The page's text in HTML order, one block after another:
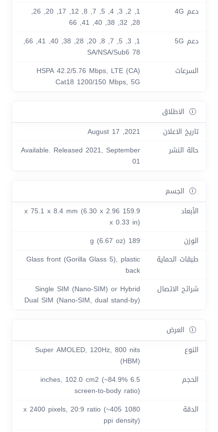
دعم 4G
1, 2, 3, 4, 5, 7, 8, 12, 17, 20, 26,
28, 32, 38, 40, 41, 66
دعم 5G
1, 3, 5, 7, 8, 20, 28, 38, 40, 41, 66,
78 SA/NSA/Sub6
السرعات
HSPA 42.2/5.76 Mbps, LTE (CA)
Cat18 1200/150 Mbps, 5G
الاطلاق
تاريخ الاعلان
2021, August 17
حالة النشر
Available. Released 2021, September
01
الجسم
الأبعاد
159.9 x 75.1 x 8.4 mm (6.30 x 2.96
x 0.33 in)
الوزن
189 g (6.67 oz)
طبقات الحماية
Glass front (Gorilla Glass 5), plastic
back
شرائح الاتصال
Single SIM (Nano-SIM) or Hybrid
Dual SIM (Nano-SIM, dual stand-by)
العرض
النوع
Super AMOLED, 120Hz, 800 nits
(HBM)
الحجم
6.5 inches, 102.0 cm2 (~84.9%
screen-to-body ratio)
الدقة
1080 x 2400 pixels, 20:9 ratio (~405
ppi density)